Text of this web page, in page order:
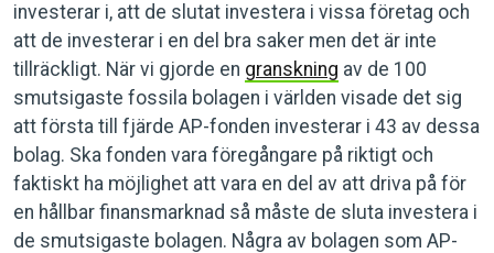
investerar i, att de slutat investera i vissa företag och
att de investerar i en del bra saker men det är inte
tillräckligt. När vi gjorde en granskning av de 100
smutsigaste fossila bolagen i världen visade det sig
att första till fjärde AP-fonden investerar i 43 av dessa
bolag. Ska fonden vara föregångare på riktigt och
faktiskt ha möjlighet att vara en del av att driva på för
en hållbar finansmarknad så måste de sluta investera i
de smutsigaste bolagen. Några av bolagen som AP-